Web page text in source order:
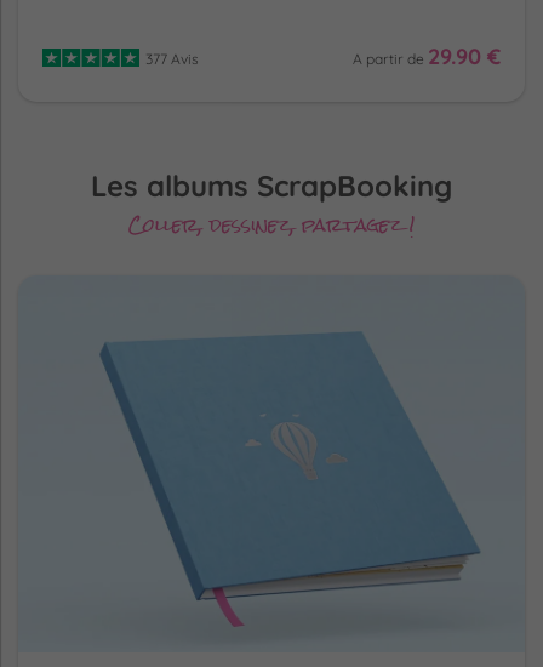
377 Avis A partir de 29.90 €
Les albums ScrapBooking
Coller, dessinez, partagez !